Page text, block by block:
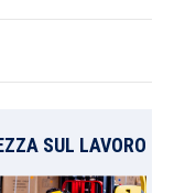
SUL LAVORO